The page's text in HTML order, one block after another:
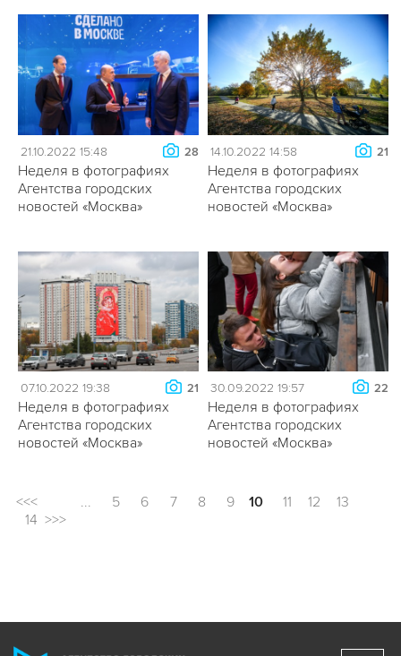
21.10.2022 15:48 28
Неделя в фотографиях
Агентства городских
новостей «Москва»
14.10.2022 14:58 21
Неделя в фотографиях
Агентства городских
новостей «Москва»
07.10.2022 19:38 21
Неделя в фотографиях
Агентства городских
новостей «Москва»
30.09.2022 19:57 22
Неделя в фотографиях
Агентства городских
новостей «Москва»
<<< ... 5 6 7 8 9 10 11 12
13
14 >>>